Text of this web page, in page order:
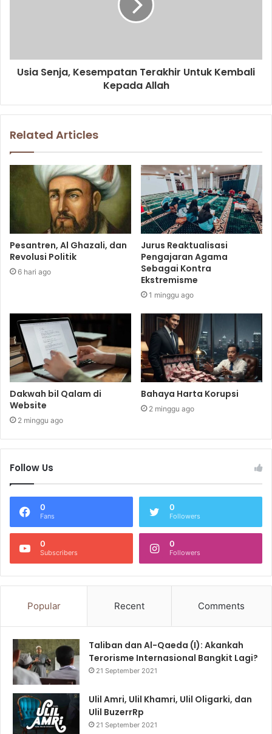
Usia Senja, Kesempatan Terakhir Untuk Kembali
Kepada Allah
Related Articles
Pesantren, Al Ghazali, dan
Revolusi Politik
6 hari ago
Jurus Reaktualisasi
Pengajaran Agama
Sebagai Kontra
Ekstremisme
1 minggu ago
Dakwah bil Qalam di
Website
2 minggu ago
Bahaya Harta Korupsi
2 minggu ago
Follow Us
0
Fans
0
Followers
0
Subscribers
0
Followers
Popular Recent Comments
Taliban dan Al-Qaeda (I): Akankah
Terorisme Internasional Bangkit Lagi?
21 September 2021
Ulil Amri, Ulil Khamri, Ulil Oligarki, dan
Ulil BuzerrRp
21 September 2021